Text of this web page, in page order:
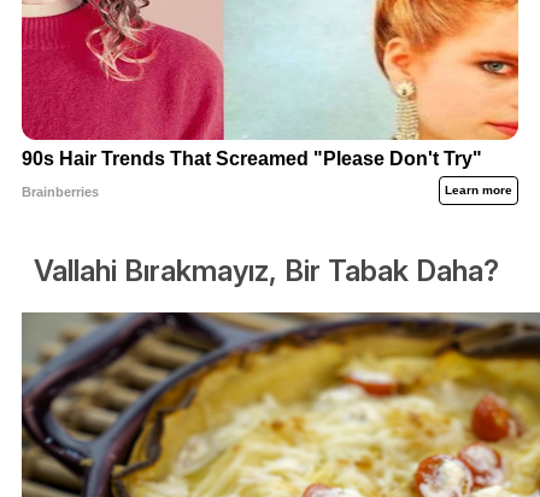
Vallahi Bırakmayız, Bir Tabak Daha?